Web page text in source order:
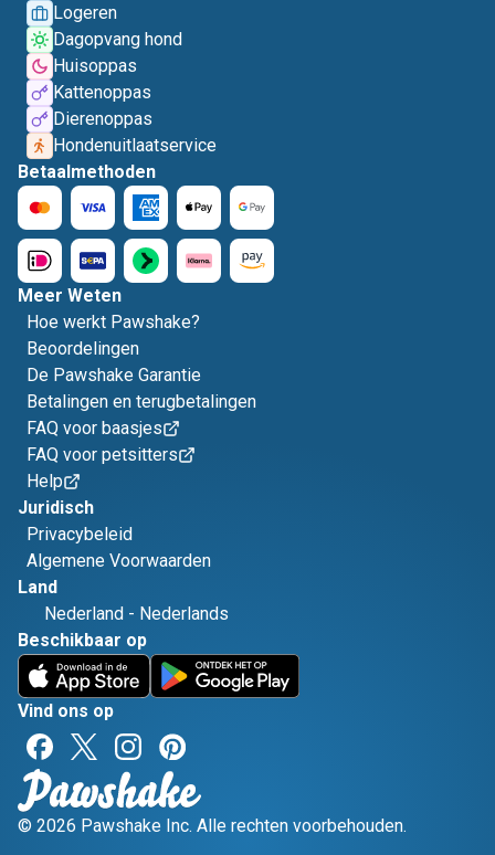
Logeren
Dagopvang hond
Huisoppas
Kattenoppas
Dierenoppas
Hondenuitlaatservice
Betaalmethoden
Meer Weten
Hoe werkt Pawshake?
Beoordelingen
De Pawshake Garantie
Betalingen en terugbetalingen
FAQ voor baasjes
FAQ voor petsitters
Help
Juridisch
Privacybeleid
Algemene Voorwaarden
Land
Nederland - Nederlands
Beschikbaar op
Vind ons op
© 2026 Pawshake Inc. Alle rechten voorbehouden.